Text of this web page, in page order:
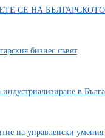
СЕ НА
бизнес съвет
в
на управленски